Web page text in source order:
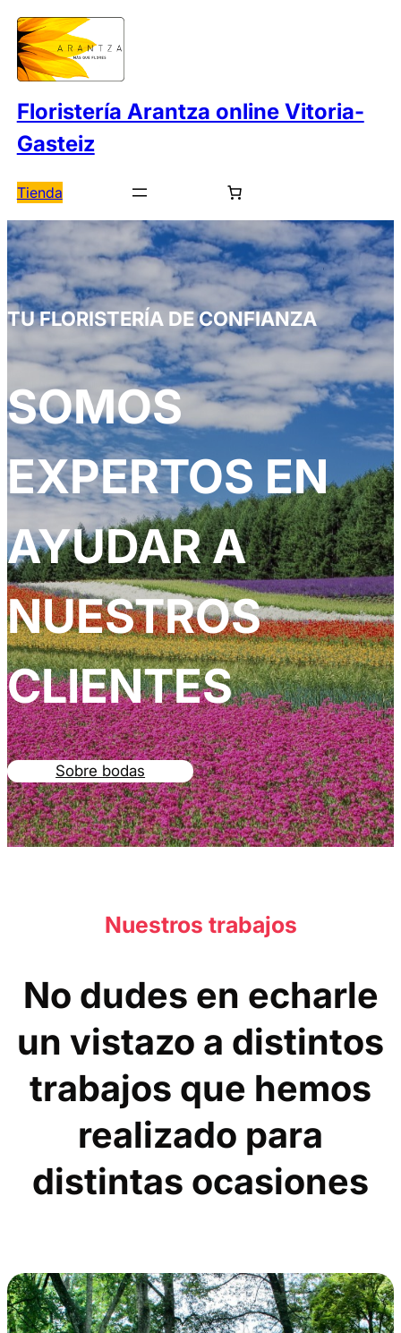
Saltar
contenido
Floristería Arantza online Vitoria-
Gasteiz
Tienda
TU FLORISTERÍA DE CONFIANZA
SOMOS
EXPERTOS EN
AYUDAR A
NUESTROS
CLIENTES
Sobre bodas
Nuestros trabajos
No dudes en echarle
un vistazo a distintos
trabajos que hemos
realizado para
distintas ocasiones